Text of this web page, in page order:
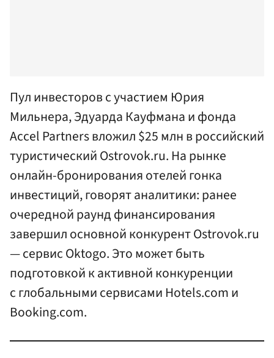
Пул инвесторов с участием Юрия
Мильнера, Эдуарда Кауфмана и фонда
Accel Partners вложил $25 млн в российский
туристический Ostrovok.ru. На рынке
онлайн-бронирования отелей гонка
инвестиций, говорят аналитики: ранее
очередной раунд финансирования
завершил основной конкурент Ostrovok.ru
— сервис Oktogo. Это может быть
подготовкой к активной конкуренции
с глобальными сервисами Hotels.com и
Booking.com.